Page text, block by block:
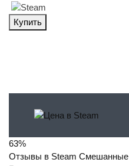
Купить
63%
Отзывы в Steam Смешанные